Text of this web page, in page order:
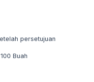
persetujuan
Buah